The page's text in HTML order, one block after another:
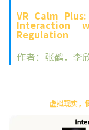
VR Calm
Interaction
Regulation
作者：张鹤，李
虚拟现实，